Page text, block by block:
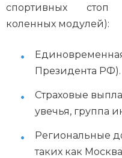
спортивных стоп
коленных модулей):
Президента РФ).
Страховые
увечья, группа
Региональные
таких как